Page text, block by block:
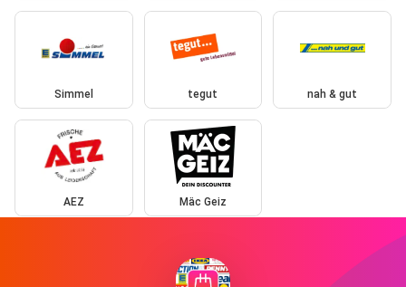
Simmel tegut nah & gut
AEZ Mäc Geiz